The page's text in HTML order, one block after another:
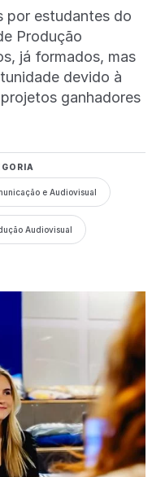
por estudantes do
Produção
já formados, mas
devido à
ganhadores
e Audiovisual
Audiovisual